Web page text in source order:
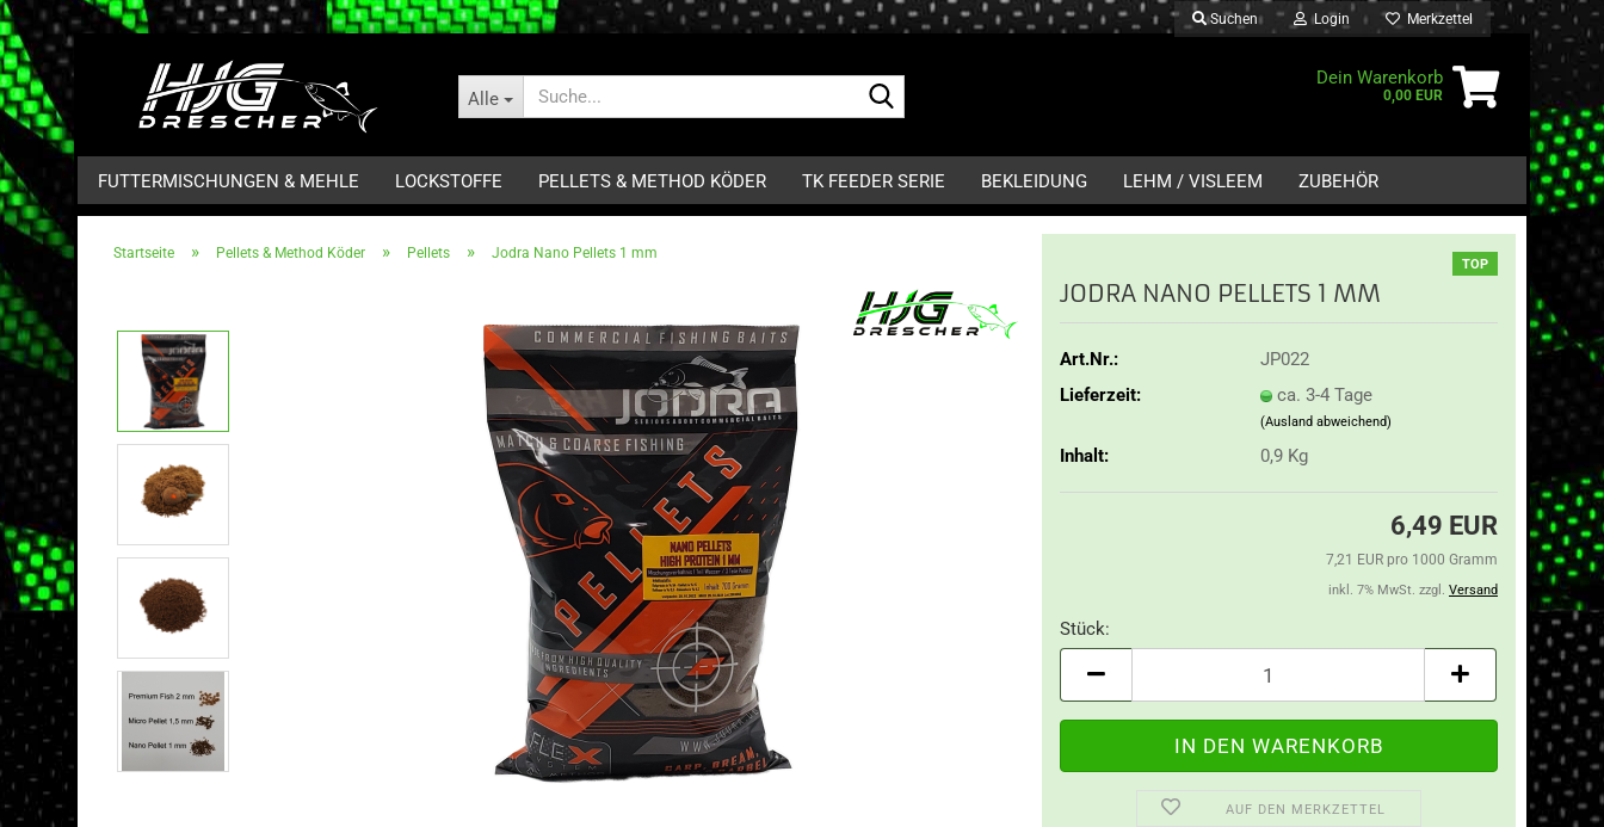
Suchen Login Merkzettel
Alle
Dein Warenkorb
0,00 EUR
FUTTERMISCHUNGEN & MEHLE LOCKSTOFFE PELLETS & METHOD KÖDER TK FEEDER SERIE BEKLEIDUNG LEHM / VISLEEM ZUBEHÖR
Startseite » Pellets & Method Köder » Pellets » Jodra Nano Pellets 1 mm
TOP
JODRA NANO PELLETS 1 MM
Art.Nr.:
JP022
Lieferzeit:
ca. 3-4 Tage
(Ausland abweichend)
Inhalt: 0,9 Kg
6,49 EUR
7,21 EUR pro 1000 Gramm
inkl. 7% MwSt. zzgl. Versand
Stück:
Stück
AUF DEN MERKZETTEL